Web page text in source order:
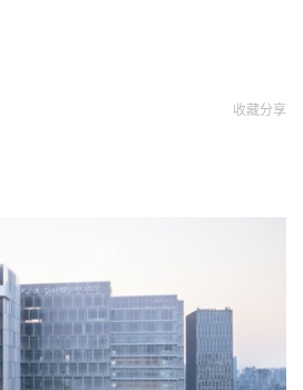
收藏分享